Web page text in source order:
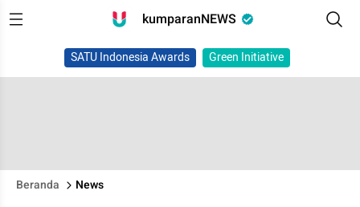
kumparanNEWS
SATU Indonesia Awards Green Initiative
Beranda News